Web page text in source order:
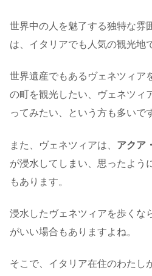
世界中の人を魅了する独特な雰
は、イタリアでも人気の観光地
世界遺産でもあるヴェネツィア
の町を観光したい、ヴェネツィ
ってみたい、という方も多いで
また、ヴェネツィアは、 アクア
が浸水してしまい、思ったよう
もあります。
浸水したヴェネツィアを歩くな
がいい場合もありますよね。
そこで、イタリア在住のわたし